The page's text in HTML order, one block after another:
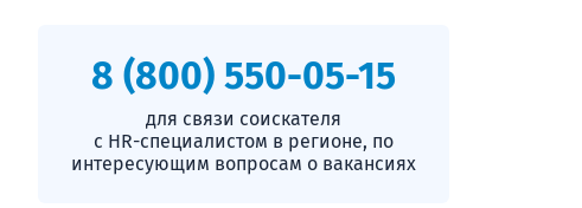
8 (800) 550-05-15
для связи соискателя
с HR-специалистом в регионе, по
интересующим вопросам о вакансиях